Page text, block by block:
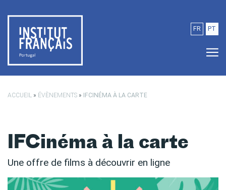
FR PT
ACCUEIL » ÉVÈNEMENTS » IFCINÉMA À LA CARTE
IFCinéma à la carte
Une offre de films à découvrir en ligne